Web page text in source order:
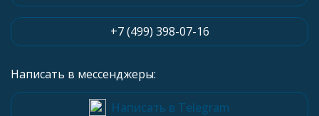
+7 (499) 398-07-16
Написать в мессенджеры:
Написать в Telegram